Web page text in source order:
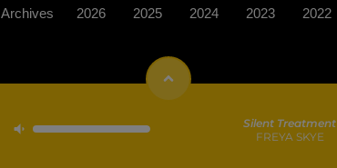
Silent Treatment
FREYA SKYE
Archives 2026 2025 2024 2023 2022